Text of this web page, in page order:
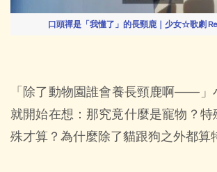
口頭禪是「我懂了」的長頸鹿｜少女☆歌劇
「除了動物園誰會養長頸鹿啊——」
就開始在想：那究竟什麼是寵物？
殊才算？為什麼除了貓跟狗之外都算